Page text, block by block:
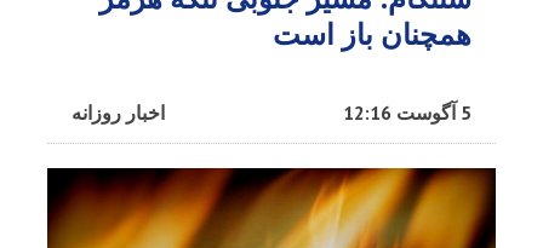
همچنان باز است
اخبار روزانه 5 آگوست 12:16